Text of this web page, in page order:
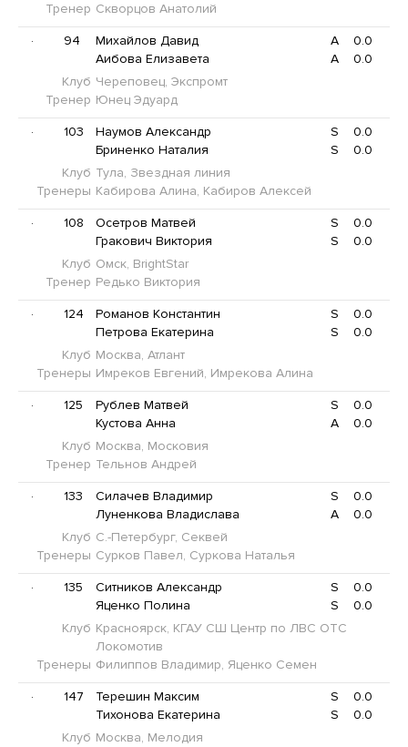
Тренер Скворцов Анатолий
· 94 Михайлов Давид A
0.0
Аибова Елизавета
A
0.0
Клуб Череповец, Экспромт
Тренер Юнец Эдуард
· 103 Наумов Александр S
0.0
Бриненко Наталия
S
0.0
Клуб Тула, Звездная линия
Тренеры Кабирова Алина, Кабиров Алексей
· 108 Осетров Матвей S
0.0
Гракович Виктория
S
0.0
Клуб Омск, BrightStar
Тренер Редько Виктория
· 124 Романов Константин S
0.0
Петрова Екатерина
S
0.0
Клуб Москва, Атлант
Тренеры Имреков Евгений, Имрекова Алина
· 125 Рублев Матвей S
0.0
Кустова Анна
A
0.0
Клуб Москва, Московия
Тренер Тельнов Андрей
· 133 Силачев Владимир S
0.0
Луненкова Владислава
A
0.0
Клуб С.-Петербург, Секвей
Тренеры Сурков Павел, Суркова Наталья
· 135 Ситников Александр S
0.0
Яценко Полина
S
0.0
Клуб Красноярск, КГАУ СШ Центр по ЛВС ОТС
Локомотив
Тренеры Филиппов Владимир, Яценко Семен
· 147 Терешин Максим S
0.0
Тихонова Екатерина
S
0.0
Клуб Москва, Мелодия